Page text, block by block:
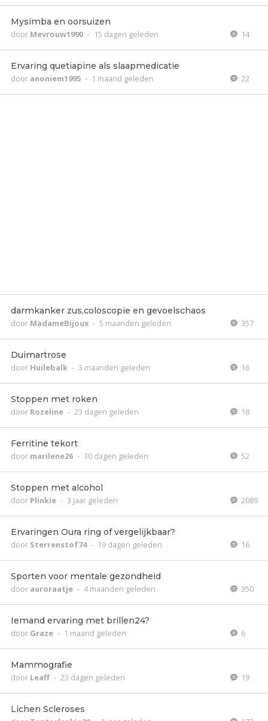
Mysimba en oorsuizen
door Mevrouw1990 - 15 dagen geleden 14
Ervaring quetiapine als slaapmedicatie
door anoniem1995 - 1 maand geleden 22
darmkanker zus,coloscopie en gevoelschaos
door MadameBijoux - 5 maanden geleden 357
Duimartrose
door Huilebalk - 3 maanden geleden 16
Stoppen met roken
door Rozeline - 23 dagen geleden 18
Ferritine tekort
door marilene26 - 30 dagen geleden 52
Stoppen met alcohol
door Plinkie - 3 jaar geleden 2089
Ervaringen Oura ring of vergelijkbaar?
door Sterrenstof74 - 19 dagen geleden 16
Sporten voor mentale gezondheid
door auroraatje - 4 maanden geleden 350
Iemand ervaring met brillen24?
door Graze - 1 maand geleden 6
Mammografie
door Leaff - 23 dagen geleden 19
Lichen Scleroses